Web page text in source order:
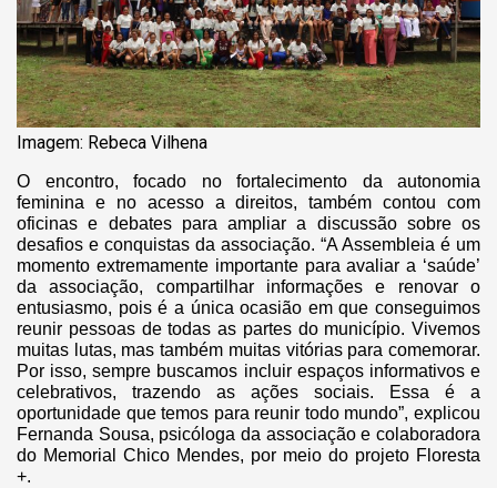
Imagem: Rebeca Vilhena
O encontro, focado no fortalecimento da autonomia
feminina e no acesso a direitos, também contou com
oficinas e debates para ampliar a discussão sobre os
desafios e conquistas da associação. “A Assembleia é um
momento extremamente importante para avaliar a ‘saúde’
da associação, compartilhar informações e renovar o
entusiasmo, pois é a única ocasião em que conseguimos
reunir pessoas de todas as partes do município. Vivemos
muitas lutas, mas também muitas vitórias para comemorar.
Por isso, sempre buscamos incluir espaços informativos e
celebrativos, trazendo as ações sociais. Essa é a
oportunidade que temos para reunir todo mundo”, explicou
Fernanda Sousa, psicóloga da associação e colaboradora
do Memorial Chico Mendes, por meio do projeto Floresta
+.